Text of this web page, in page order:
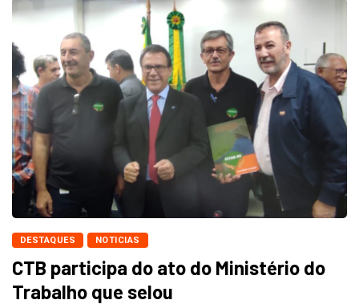
DESTAQUES NOTICIAS
CTB participa do ato do Ministério do
Trabalho que selou